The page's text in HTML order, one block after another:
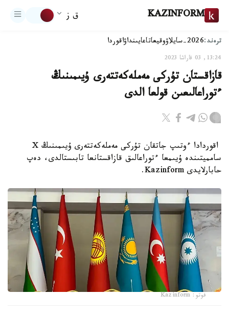
KAZINFORM ق ز
ترەند:2026-سايلاۋ وقيعاتاعايىنداۋاقوردا
13:24, 03 قاراشا 2023
قازاقستان تۇركى مەملەكەتتەرى ۇيىمىنىڭ
ءتوراعالىعىن قولعا الدى
اقوردادا ءوتىپ جاتقان تۇركى مەملەكەتتەرى ۇيىمىنىڭ X
سامميتىندە ۇيىمعا ءتوراعالىق قازاقستانعا تابىستالدى، دەپ
حابارلايدى Kazinform.
فوتو: Kazinform